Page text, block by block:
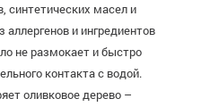
синтетических масел и
и ингредиентов
не размокает и быстро
контакта с водой.
оливковое дерево –